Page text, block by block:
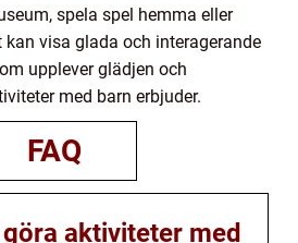
spela spel hemma eller
visa glada och interagerande
upplever glädjen och
med barn erbjuder.
FAQ
aktiviteter med